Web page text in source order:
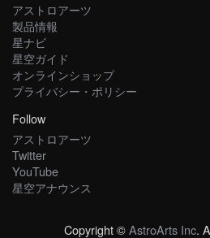
アストロアーツ
製品情報
星ナビ
星空ガイド
オンラインショップ
プライバシー・ポリシー
Follow
アストロアーツ
Twitter
YouTube
星空アナウンス
Copyright ©AstroArts Inc.